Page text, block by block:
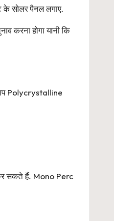
के सोलर पैनल लगाए.
करना होगा यानी कि
Polycrystalline
सकते हैं. Mono Perc